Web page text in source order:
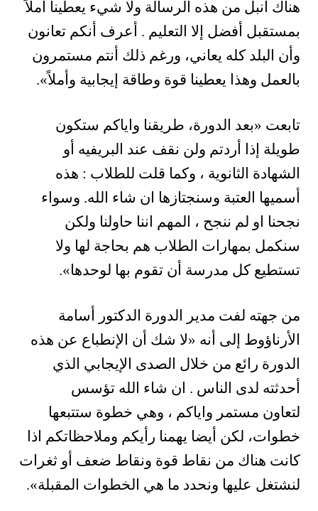
هناك أنبل من هذه الرسالة ولا شيء يعطينا أملاً
بمستقبل أفضل إلا التعليم . أعرف أنكم تعانون
وأن البلد كله يعاني، ورغم ذلك أنتم مستمرون
بالعمل وهذا يعطينا قوة وطاقة إيجابية وأملاً«
.
تابعت «بعد الدورة، طريقنا واياكم ستكون
طويلة إذا أردتم ولن نقف عند البريفيه أو
الشهادة الثانوية ، وكما قلت للطلاب : هذه
أسميها العتبة وسنجتازها ان شاء الله. وسواء
نجحنا او لم ننجح ، المهم اننا حاولنا ولكن
سنكمل بمهارات الطلاب هم بحاجة لها ولا
تستطيع كل مدرسة أن تقوم بها لوحدها«
.
من جهته لفت مدير الدورة الدكتور أسامة
الأرناؤوط إلى أنه «لا شك أن الإنطباع عن هذه
الدورة رائع من خلال الصدى الإيجابي الذي
أحدثته لدى الناس . ان شاء الله تؤسس
لتعاون مستمر واياكم ، وهي خطوة ستتبعها
خطوات، لكن أيضا يهمنا رأيكم وملاحظاتكم اذا
كانت هناك من نقاط قوة ونقاط ضعف أو ثغرات
لنشتغل عليها ونحدد ما هي الخطوات المقبلة«
.